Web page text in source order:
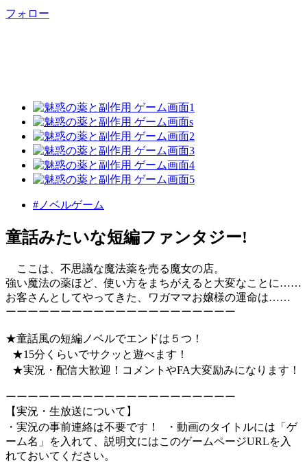
フォロー
#ノベルゲーム
童話みたいな短編ファンタジー!
ここは、不思議な魔法薬を売る魔女の店。
強い魔法の薬ほど、使い方をまちがえると大変なことに……
お客さんとしてやってきた、ワガママお嬢様の運命は……
ーーーーーーーーーーーーーーーーーーーーー
★童話風の短編ノベルでエンドは５つ！
★15分くらいでサクッと遊べます！
★実況・配信大歓迎！コメントやFA大変励みになります！
ーーーーーーーーーーーーーーーーーーーーー
【実況・生放送について】
・実況の事前連絡は不要です！ ・動画のタイトルには「ゲ
ーム名」を入れて、説明文にはこのゲームページURLを入
れておいてください。